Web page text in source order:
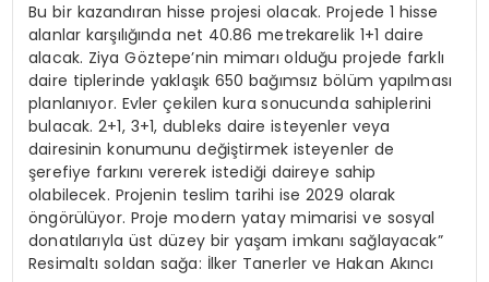
Bu bir kazandıran hisse projesi olacak. Projede 1 hisse
alanlar karşılığında net 40.86 metrekarelik 1+1 daire
alacak. Ziya Göztepe’nin mimarı olduğu projede farklı
daire tiplerinde yaklaşık 650 bağımsız bölüm yapılması
planlanıyor. Evler çekilen kura sonucunda sahiplerini
bulacak. 2+1, 3+1, dubleks daire isteyenler veya
dairesinin konumunu değiştirmek isteyenler de
şerefiye farkını vererek istediği daireye sahip
olabilecek. Projenin teslim tarihi ise 2029 olarak
öngörülüyor. Proje modern yatay mimarisi ve sosyal
donatılarıyla üst düzey bir yaşam imkanı sağlayacak”
Resimaltı soldan sağa: İlker Tanerler ve Hakan Akıncı